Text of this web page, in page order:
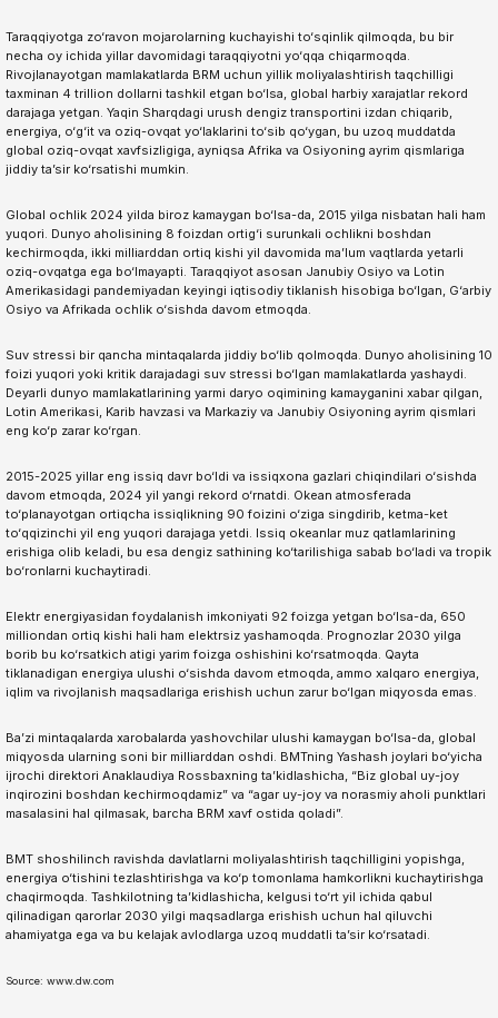
Taraqqiyotga zo‘ravon mojarolarning kuchayishi to‘sqinlik qilmoqda, bu bir
necha oy ichida yillar davomidagi taraqqiyotni yo‘qqa chiqarmoqda.
Rivojlanayotgan mamlakatlarda BRM uchun yillik moliyalashtirish taqchilligi
taxminan 4 trillion dollarni tashkil etgan bo‘lsa, global harbiy xarajatlar rekord
darajaga yetgan. Yaqin Sharqdagi urush dengiz transportini izdan chiqarib,
energiya, o‘g‘it va oziq-ovqat yo‘laklarini to‘sib qo‘ygan, bu uzoq muddatda
global oziq-ovqat xavfsizligiga, ayniqsa Afrika va Osiyoning ayrim qismlariga
jiddiy ta’sir ko‘rsatishi mumkin.
Global ochlik 2024 yilda biroz kamaygan bo‘lsa-da, 2015 yilga nisbatan hali ham
yuqori. Dunyo aholisining 8 foizdan ortig‘i surunkali ochlikni boshdan
kechirmoqda, ikki milliarddan ortiq kishi yil davomida ma’lum vaqtlarda yetarli
oziq-ovqatga ega bo‘lmayapti. Taraqqiyot asosan Janubiy Osiyo va Lotin
Amerikasidagi pandemiyadan keyingi iqtisodiy tiklanish hisobiga bo‘lgan, G‘arbiy
Osiyo va Afrikada ochlik o‘sishda davom etmoqda.
Suv stressi bir qancha mintaqalarda jiddiy bo‘lib qolmoqda. Dunyo aholisining 10
foizi yuqori yoki kritik darajadagi suv stressi bo‘lgan mamlakatlarda yashaydi.
Deyarli dunyo mamlakatlarining yarmi daryo oqimining kamayganini xabar qilgan,
Lotin Amerikasi, Karib havzasi va Markaziy va Janubiy Osiyoning ayrim qismlari
eng ko‘p zarar ko‘rgan.
2015-2025 yillar eng issiq davr bo‘ldi va issiqxona gazlari chiqindilari o‘sishda
davom etmoqda, 2024 yil yangi rekord o‘rnatdi. Okean atmosferada
to‘planayotgan ortiqcha issiqlikning 90 foizini o‘ziga singdirib, ketma-ket
to‘qqizinchi yil eng yuqori darajaga yetdi. Issiq okeanlar muz qatlamlarining
erishiga olib keladi, bu esa dengiz sathining ko‘tarilishiga sabab bo‘ladi va tropik
bo‘ronlarni kuchaytiradi.
Elektr energiyasidan foydalanish imkoniyati 92 foizga yetgan bo‘lsa-da, 650
milliondan ortiq kishi hali ham elektrsiz yashamoqda. Prognozlar 2030 yilga
borib bu ko‘rsatkich atigi yarim foizga oshishini ko‘rsatmoqda. Qayta
tiklanadigan energiya ulushi o‘sishda davom etmoqda, ammo xalqaro energiya,
iqlim va rivojlanish maqsadlariga erishish uchun zarur bo‘lgan miqyosda emas.
Ba’zi mintaqalarda xarobalarda yashovchilar ulushi kamaygan bo‘lsa-da, global
miqyosda ularning soni bir milliarddan oshdi. BMTning Yashash joylari bo‘yicha
ijrochi direktori Anaklaudiya Rossbaxning ta’kidlashicha, “Biz global uy-joy
inqirozini boshdan kechirmoqdamiz” va “agar uy-joy va norasmiy aholi punktlari
masalasini hal qilmasak, barcha BRM xavf ostida qoladi”.
BMT shoshilinch ravishda davlatlarni moliyalashtirish taqchilligini yopishga,
energiya o‘tishini tezlashtirishga va ko‘p tomonlama hamkorlikni kuchaytirishga
chaqirmoqda. Tashkilotning ta’kidlashicha, kelgusi to‘rt yil ichida qabul
qilinadigan qarorlar 2030 yilgi maqsadlarga erishish uchun hal qiluvchi
ahamiyatga ega va bu kelajak avlodlarga uzoq muddatli ta’sir ko‘rsatadi.
Source: www.dw.com